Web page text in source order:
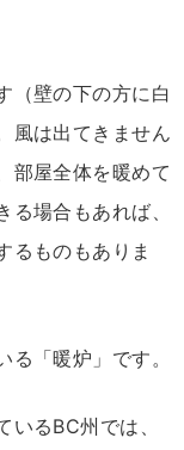
（壁の下の方に白
風は出てきません
部屋全体を暖めて
場合もあれば、
るものもありま
「暖炉」です。
るBC州では、